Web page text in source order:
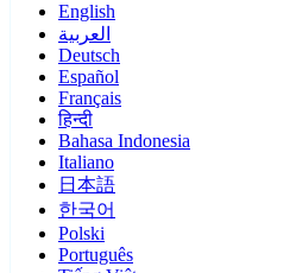
English
العربية
Deutsch
Español
Français
हिन्दी
Bahasa Indonesia
Italiano
日本語
한국어
Polski
Português